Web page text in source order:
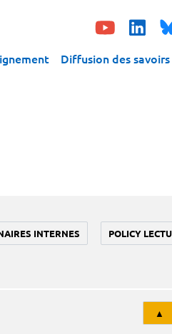
Diffusion des savoirs
INTERNES POLICY
Tri
▲